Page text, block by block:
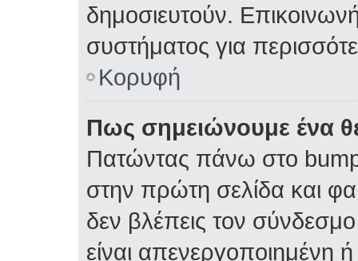
δημοσιευτούν.
συστήματος για
Κορυφή
Πως σημειώνουμε ένα
Πατώντας πάνω στο
στην πρώτη σελίδα και
δεν βλέπεις τον σύνδεσμο
είναι απενεργοποιημένη